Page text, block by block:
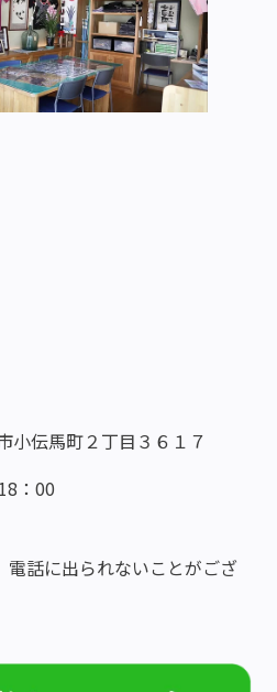
小伝馬町２丁目３６１７
：00
話に出られないことがござ